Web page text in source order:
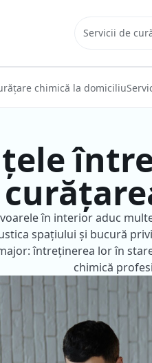
Servicii de
chimică la domiciliu
în interior aduc
spațiului și bucură
întreținerea lor în
chimică